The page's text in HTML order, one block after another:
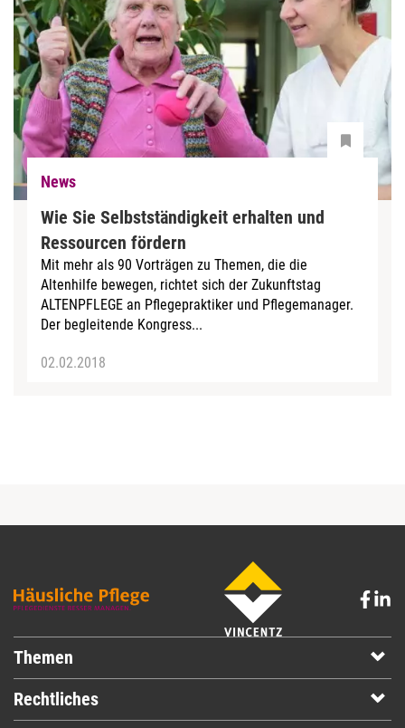
News
Wie Sie Selbstständigkeit erhalten und
Ressourcen fördern
Mit mehr als 90 Vorträgen zu Themen, die die
Altenhilfe bewegen, richtet sich der Zukunftstag
ALTENPFLEGE an Pflegepraktiker und Pflegemanager.
Der begleitende Kongress...
02.02.2018
Themen
Rechtliches